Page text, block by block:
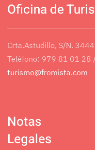
Oficina de
Crta.Astudillo, S/N.
Teléfono: 979 81 01 28
turismo@fromista.com
Notas
Legales